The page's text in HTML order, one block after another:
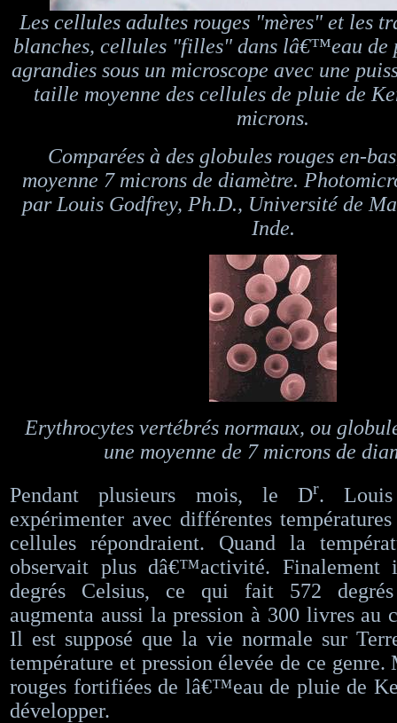
Les cellules adultes rouges "mères" et les
blanches, cellules "filles" dans lâ€™eau de
agrandies sous un microscope avec une
taille moyenne des cellules de pluie de
microns.
Comparées à des globules rouges en-
moyenne 7 microns de diamètre.
par Louis Godfrey, Ph.D., Université de
Inde.
Erythrocytes vertébrés normaux, ou
une moyenne de 7 microns de
Pendant plusieurs mois, le Dr. Louis
expérimenter avec différentes
cellules répondraient. Quand la
observait plus dâ€™activité.
degrés Celsius, ce qui fait 572
augmenta aussi la pression à 300 livres au
Il est supposé que la vie normale sur
température et pression élevée de ce
rouges fortifiées de lâ€™eau de pluie de
développer.